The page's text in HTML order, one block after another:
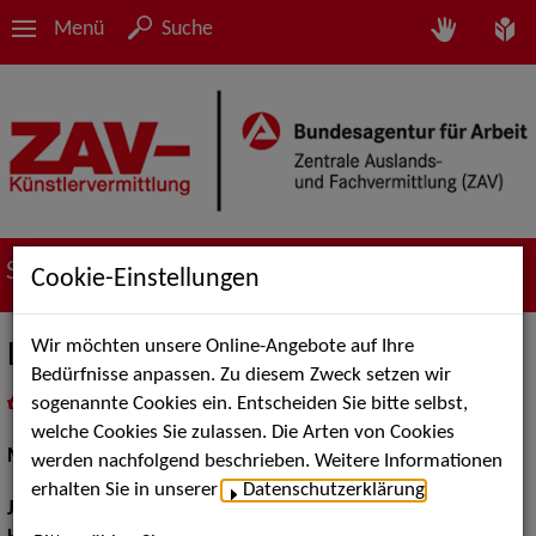
Menü Suche
Suche nach Künstler*innen
Laura May Croucher
als PDF speichern
inMeine Merklistelegen
Musical:Darstellerin, Sängerin, Tänzerin
Jahrgang:
Cookie-Einstellungen
Wir möchten unsere Online-Angebote auf Ihre
Bedürfnisse anpassen. Zu diesem Zweck setzen wir
sogenannte Cookies ein. Entscheiden Sie bitte selbst,
welche Cookies Sie zulassen. Die Arten von Cookies
werden nachfolgend beschrieben. Weitere Informationen
erhalten Sie in unserer
Datenschutzerklärung